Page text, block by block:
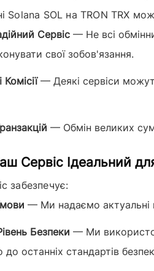
Solana SOL наTRON TRX
Сервіс — Не всі
свої зобов'язання.
— Деякі сервіси
— Обмін великих
Сервіс Ідеальний
забезпечує:
— Ми надаємо актуальні
Безпеки — Ми
до останніх стандартів